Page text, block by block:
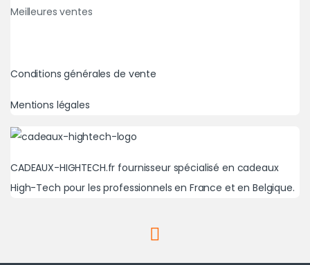
Meilleures ventes
Conditions générales de vente
Mentions légales
CADEAUX-HIGHTECH.fr fournisseur spécialisé en cadeaux
High-Tech pour les professionnels en France et en Belgique.